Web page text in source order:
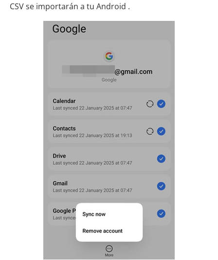
CSV se importarán a tu Android .